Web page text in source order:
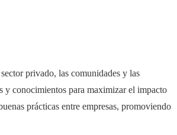
privado, las comunidades y las
y conocimientos para maximizar el impacto
prácticas entre empresas, promoviendo